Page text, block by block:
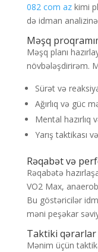
082 com azkimi
də idman
Məşq
Məşq planı
növbələşdirirəm.
Sürət və
Ağırlıq və güc
Mental hazırlıq
Yarış taktikası
Rəqabət və
Rəqabətə
VO2 Max,
Bu göstəricilər
məni peşəkar
Taktiki
Mənim üçün